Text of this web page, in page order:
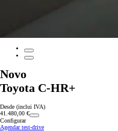
Novo
Toyota C-HR+
Desde (inclui IVA)
41.480,00 €
Configurar
Agendar test-drive